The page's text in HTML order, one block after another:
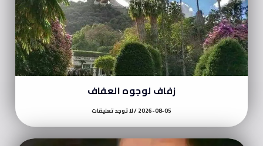
زفاف لوجوه العفاف
2026-08-05 لا توجد تعليقات